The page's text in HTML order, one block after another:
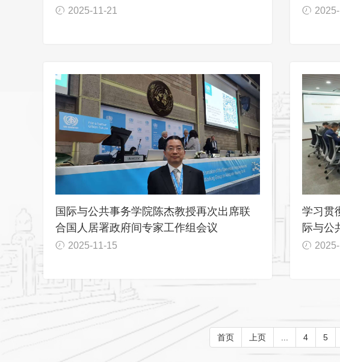
办 2025-11-21
国际与公共事务学院陈杰教授再次出席联
合国人居署政府间专家工作组会议
2025-11-15
学习贯
际与公
组（扩
首页 上页 ... 4 5